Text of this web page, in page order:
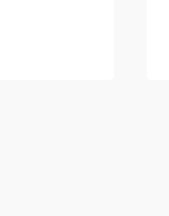
도로 발